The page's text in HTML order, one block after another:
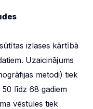
izlases kārtībā
Uzaicinājums
metodi) tiek
līdz 68 gadiem
vēstules tiek